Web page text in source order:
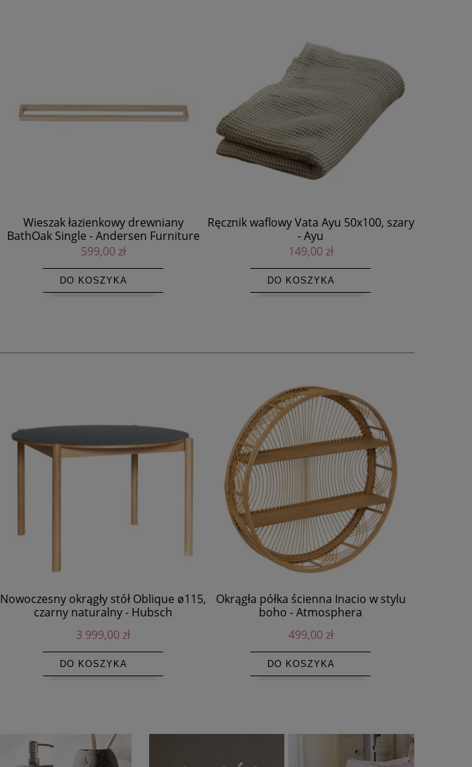
Ręcznik waflowy Vata Ayu 50x100, szary
- Ayu
149,00 zł
DO KOSZYKA
Ręcznik waflowy Pitta Ayu 50x100,
piaskowy - Ayu
149,00 zł
DO KOSZYKA
Nowoczesny okrągły stół Oblique ø115,
czarny naturalny - Hubsch
3 999,00 zł
DO KOSZYKA
Okrągła półka ścienna Inacio w stylu
boho - Atmosphera
499,00 zł
DO KOSZYKA